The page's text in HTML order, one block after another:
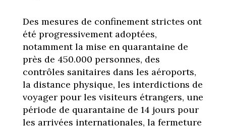
Des mesures de confinement strictes ont
été progressivement adoptées,
notamment la mise en quarantaine de
près de 450.000 personnes, des
contrôles sanitaires dans les aéroports,
la distance physique, les interdictions de
voyager pour les visiteurs étrangers, une
période de quarantaine de 14 jours pour
les arrivées internationales, la fermeture